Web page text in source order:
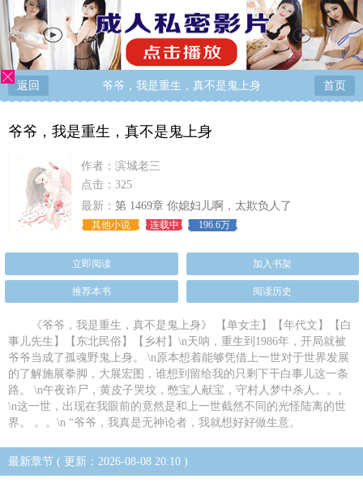
返回 爷爷，我是重生，真不是鬼上身 首页
爷爷，我是重生，真不是鬼上身
作者： 滨城老三
点击：325
最新： 第 1469章 你媳妇儿啊，太欺负人了
其他小说 连载中 196.6万
立即阅读 加入书架
推荐本书 阅读历史
《爷爷，我是重生，真不是鬼上身》 【单女主】【年代文】【白
事儿先生】【东北民俗】【乡村】\n天呐，重生到1986年，开局就被
爷爷当成了孤魂野鬼上身。 \n原本想着能够凭借上一世对于世界发展
的了解施展拳脚，大展宏图，谁想到留给我的只剩下干白事儿这一条
路。 \n午夜诈尸，黄皮子哭坟，憋宝人献宝，守村人梦中杀人。。。
\n这一世，出现在我眼前的竟然是和上一世截然不同的光怪陆离的世
界。 。。\n “爷爷，我真是无神论者，我就想好好做生意。
最新章节 ( 更新：2026-08-08 20:10 )